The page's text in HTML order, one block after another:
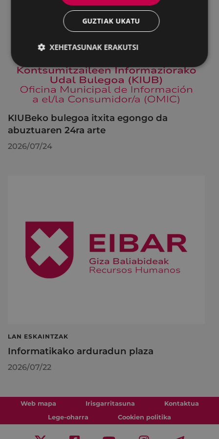
KIUBeko bulegoa itxita egongo da
abuztuaren 24ra arte
2026/07/24
LAN ESKAINTZAK
Informatikako arduradun plaza
2026/07/22
Web mapa Irisgarritasuna
Kontaktua
Lege-oharra
Cookien politika
GUZTIAK UKATU
XEHETASUNAK ERAKUTSI